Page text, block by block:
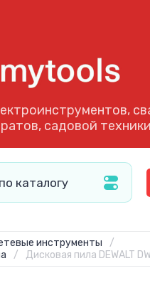
садовой
инструменты
/
/ Дисковая пила DEWALT